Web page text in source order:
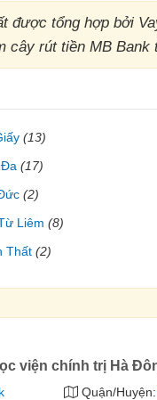
được tổng hợp bởi
cây rút tiền MB Bank
(13)
(17)
(2)
Liêm (8)
Thất (2)
viện chính trị Hà
Quận/Huyện: